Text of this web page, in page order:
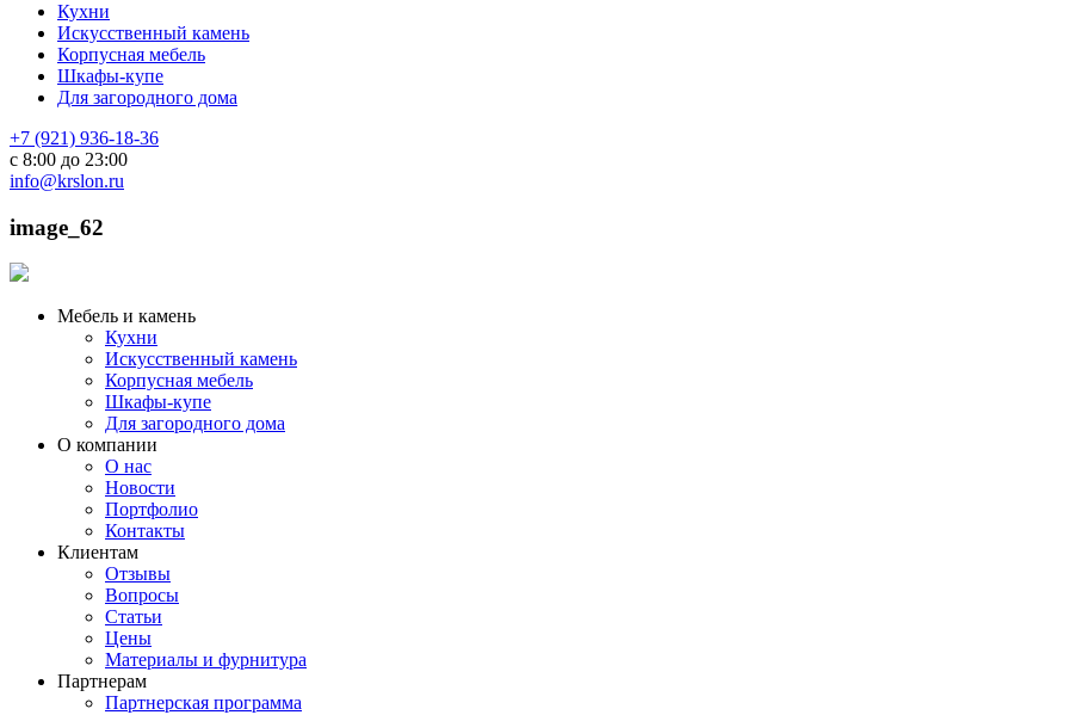
Кухни
Искусственный камень
Корпусная мебель
Шкафы-купе
Для загородного дома
+7 (921) 936-18-36
с 8:00 до 23:00
info@krslon.ru
image_62
Мебель и камень
Кухни
Искусственный камень
Корпусная мебель
Шкафы-купе
Для загородного дома
О компании
О нас
Новости
Портфолио
Контакты
Клиентам
Отзывы
Вопросы
Статьи
Цены
Материалы и фурнитура
Партнерам
Партнерская программа